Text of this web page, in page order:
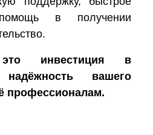
в получении
инвестиция в
вашего
профессионалам.